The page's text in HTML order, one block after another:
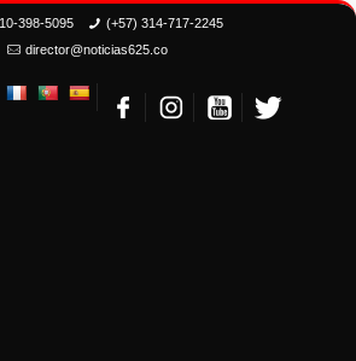
398-5095
(+57) 314-717-2245
director@noticias625.co